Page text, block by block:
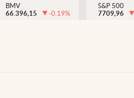
México
BMV
66.396,15
-0.19%
S&P 500
7709,96